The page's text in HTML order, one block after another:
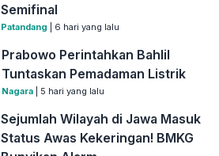
Semifinal
Patandang | 6 hari yang lalu
Prabowo Perintahkan Bahlil
Tuntaskan Pemadaman Listrik
Nagara| 5 hari yang lalu
Sejumlah Wilayah di Jawa Masuk
Status Awas Kekeringan! BMKG